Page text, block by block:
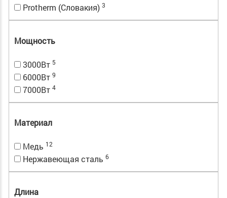
Protherm (Словакия) 3
Мощность
3000Вт 5
6000Вт 9
7000Вт 4
Материал
Медь 12
Нержавеющая сталь 6
Длина